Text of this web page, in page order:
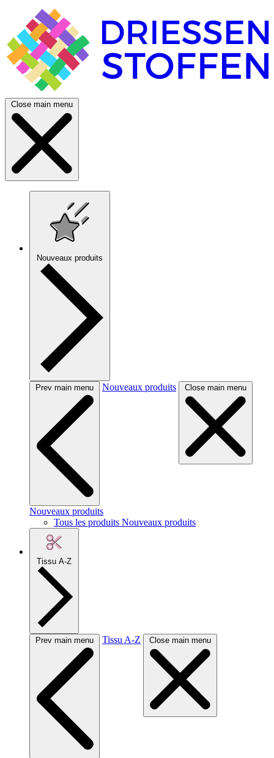
Close main menu
Nouveaux produits
Prev main menu Nouveaux produits Close main menu
Nouveaux produits
Tous les produits Nouveaux produits
Tissu A-Z
Prev main menu Tissu A-Z Close main menu